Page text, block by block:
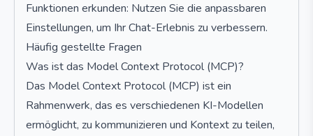
Funktionen erkunden: Nutzen Sie die anpassbaren
Einstellungen, um Ihr Chat-Erlebnis zu verbessern.
Häufig gestellte Fragen
Was ist das Model Context Protocol (MCP)?
Das Model Context Protocol (MCP) ist ein
Rahmenwerk, das es verschiedenen KI-Modellen
ermöglicht, zu kommunizieren und Kontext zu teilen,